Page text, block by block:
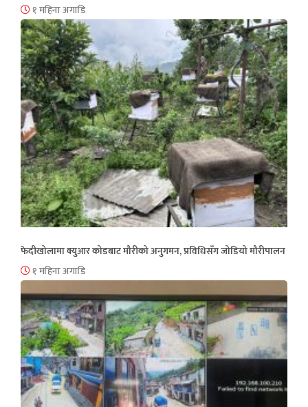
१ महिना अगाडि
फेदीखोलामा क्युआर कोडबाट मौरीको अनुगमन, प्रविधिसँग जोडियो मौरीपालन
१ महिना अगाडि